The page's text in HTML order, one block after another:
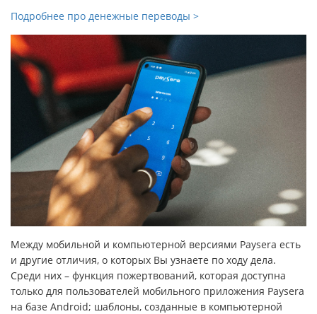
Подробнее про денежные переводы >
Между мобильной и компьютерной версиями Paysera есть
и другие отличия, о которых Вы узнаете по ходу дела.
Среди них – функция пожертвований, которая доступна
только для пользователей мобильного приложения Paysera
на базе Android; шаблоны, созданные в компьютерной